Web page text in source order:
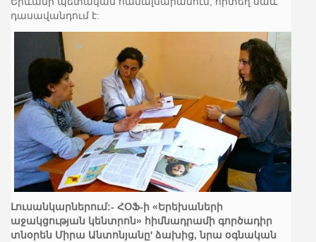
դասավանդում է:
Լուսանկարներում:- ՀՕՖ-ի «Երեխաների
աջակցության կենտրոն» հիմնադրամի գործադիր
տնօրեն Միրա Անտոնյանը' ձախից, նրա օգնական